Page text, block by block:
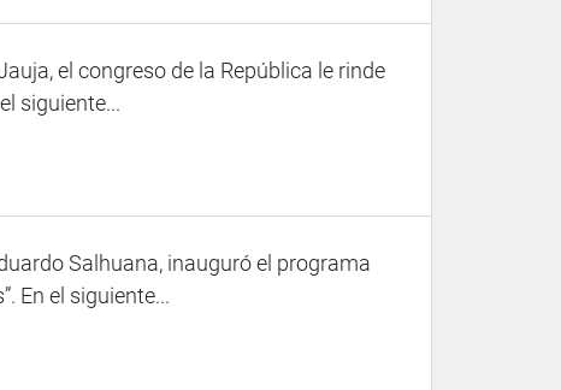
el congreso de la República le rinde
siguiente...
Salhuana, inauguró el programa
En el siguiente...